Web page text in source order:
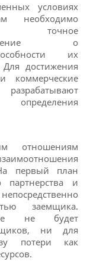
условиях
необходимо
точное
о
их
Для достижения
коммерческие
отношениям
первый план
партнерства и
заемщика.
не будет
ни для
потери как